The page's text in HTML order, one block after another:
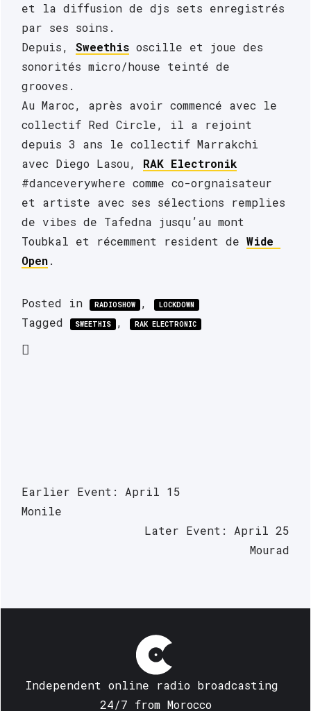
et la diffusion de djs sets enregistrés
par ses soins.
Depuis, Sweethis oscille et joue des
sonorités micro/house teinté de
grooves.
Au Maroc, après avoir commencé avec le
collectif Red Circle, il a rejoint
depuis 3 ans le collectif Marrakchi
avec Diego Lasou, RAK Electronik
#danceverywhere comme co-orgnaisateur
et artiste avec ses sélections remplies
de vibes de Tafedna jusqu’au mont
Toubkal et récemment resident de Wide
Open.
Posted in RADIOSHOW , LOCKDOWN
Tagged SWEETHIS , RAK ELECTRONIC
Earlier Event: April 15
Monile
Later Event: April 25
Mourad
Independent online radio broadcasting
24/7 from Morocco